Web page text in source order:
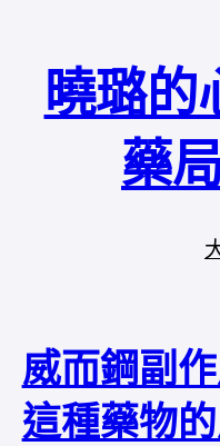
曉璐的
藥
威而鋼副
這種藥物